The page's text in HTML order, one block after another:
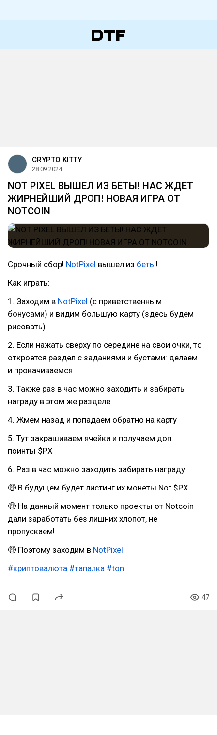
CRYPTO KITTY
28.09.2024
NOT PIXEL ВЫШЕЛ ИЗ БЕТЫ! НАС ЖДЕТ
ЖИРНЕЙШИЙ ДРОП! НОВАЯ ИГРА ОТ
NOTCOIN
Срочный сбор! NotPixel вышел из беты!
Как играть:
1. Заходим в NotPixel (с приветственным
бонусами) и видим большую карту (здесь будем
рисовать)
2. Если нажать сверху по середине на свои очки, то
откроется раздел с заданиями и бустами: делаем
и прокачиваемся
3. Также раз в час можно заходить и забирать
награду в этом же разделе
4. Жмем назад и попадаем обратно на карту
5. Тут закрашиваем ячейки и получаем доп.
поинты $PX
6. Раз в час можно заходить забирать награду
🤑 В будущем будет листинг их монеты Not $PX
🤑 На данный момент только проекты от Notcoin
дали заработать без лишних хлопот, не
пропускаем!
🤑 Поэтому заходим в NotPixel
#криптовалюта #тапалка #ton
47